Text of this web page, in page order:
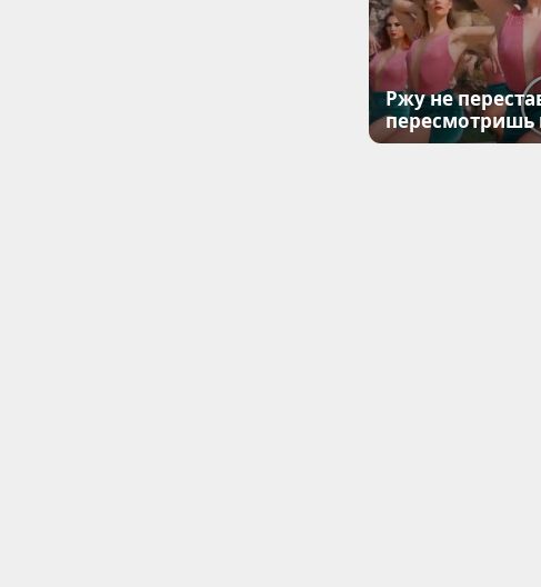
Ржу не
пересмотришь